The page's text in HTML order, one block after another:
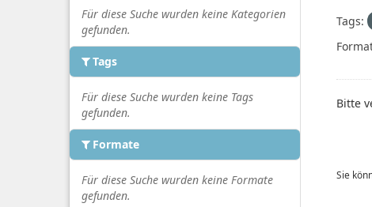
Für diese Suche wurden keine Kategorien
gefunden.
Tags
Für diese Suche wurden keine Tags
gefunden.
Formate
Für diese Suche wurden keine Formate
gefunden.
Tags:
Bitte
Sie